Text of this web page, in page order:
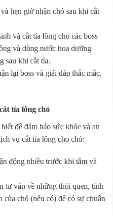
hẹn giờ nhận chó sau khi cắt
và cắt tỉa lông cho các boss
và dùng nước hoa dưỡng
sau khi cắt tỉa.
lại boss và giải đáp thắc mắc,
tỉa lông chó
để đảm bảo sức khỏe và an
vụ cắt tỉa lông cho chó:
động nhiều trước khi tắm và
tư vấn về những thói quen, tính
chó (nếu có) để có sự chuẩn